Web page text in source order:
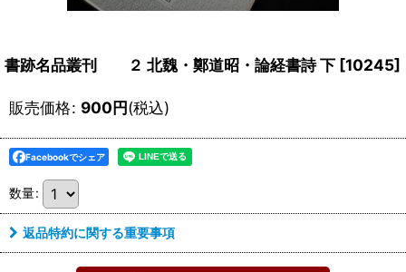
書跡名品叢刊 ２ 北魏・鄭道昭・論経書詩 下 [10245]
販売価格: 900円(税込)
Facebookでシェア
数量:
返品特約に関する重要事項